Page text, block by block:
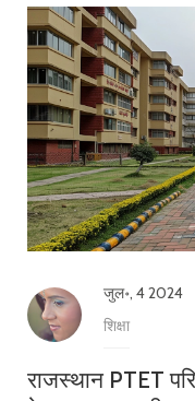
जुल॰, 4 2024
शिक्षा
राजस्थान PTET